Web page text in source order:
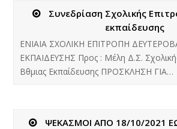
Συνεδρίαση Σχολικής
εκπαίδευσης
ΕΝΙΑΙΑ ΣΧΟΛΙΚΗ ΕΠΙΤΡΟΠΗ
ΕΚΠΑΙΔΕΥΣΗΣ Προς : Μέλη Δ.Σ.
Βθμιας Εκπαίδευσης ΠΡΟΣΚΛΗΣΗ ΓΙΑ…
ΨΕΚΑΣΜΟΙ ΑΠΟ 18/10/2021